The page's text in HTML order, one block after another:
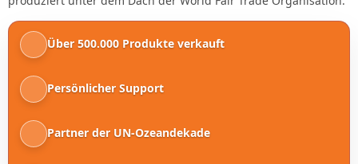
Über 500.000 Produkte verkauft
Persönlicher Support
Partner der UN-Ozeandekade